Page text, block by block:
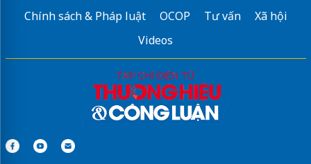
Chính sách & Pháp luật
OCOP Tư vấn
Xã hội
Videos